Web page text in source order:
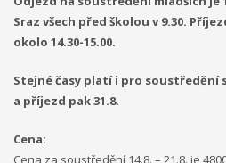
Sraz všech před školou v 9.30.
okolo 14.30-15.00.
Stejné časy platí i pro soustředění
a příjezd pak 31.8.
Cena:
Cena za soustředění 14.8. – 21.8. je